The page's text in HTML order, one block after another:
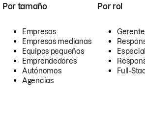
Por tamaño
Empresas
Empresas medianas
Equipos pequeños
Emprendedores
Autónomos
Agencias
Por rol
Full-